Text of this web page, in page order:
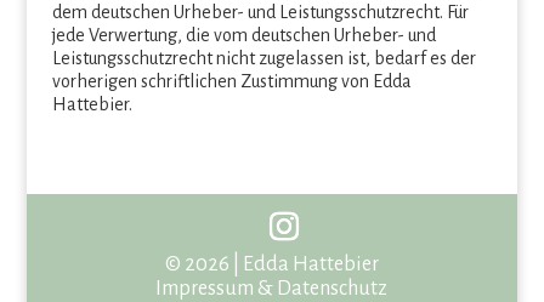
dem deutschen Urheber- und Leistungsschutzrecht. Für
jede Verwertung, die vom deutschen Urheber- und
Leistungsschutzrecht nicht zugelassen ist, bedarf es der
vorherigen schriftlichen Zustimmung von Edda
Hattebier.
© 2026 | Edda Hattebier
Impressum & Datenschutz